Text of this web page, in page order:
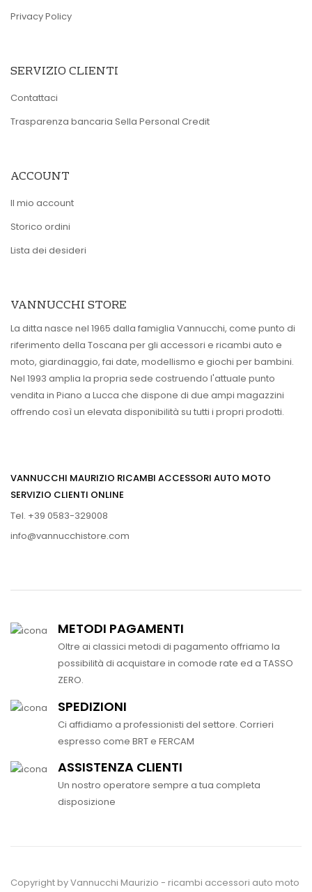
Privacy Policy
SERVIZIO CLIENTI
Contattaci
Trasparenza bancaria Sella Personal Credit
ACCOUNT
Il mio account
Storico ordini
Lista dei desideri
VANNUCCHI STORE
La ditta nasce nel 1965 dalla famiglia Vannucchi, come punto di
riferimento della Toscana per gli accessori e ricambi auto e
moto, giardinaggio, fai date, modellismo e giochi per bambini.
Nel 1993 amplia la propria sede costruendo l'attuale punto
vendita in Piano a Lucca che dispone di due ampi magazzini
offrendo così un elevata disponibilità su tutti i propri prodotti.
VANNUCCHI MAURIZIO RICAMBI ACCESSORI AUTO MOTO
SERVIZIO CLIENTI ONLINE
Tel. +39 0583-329008
info@vannucchistore.com
METODI PAGAMENTI
Oltre ai classici metodi di pagamento offriamo la
possibilità di acquistare in comode rate ed a TASSO
ZERO.
SPEDIZIONI
Ci affidiamo a professionisti del settore. Corrieri
espresso come BRT e FERCAM
ASSISTENZA CLIENTI
Un nostro operatore sempre a tua completa
disposizione
Copyright by Vannucchi Maurizio - ricambi accessori auto moto